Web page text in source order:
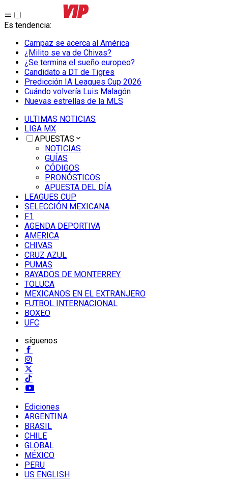
Es tendencia:
Campaz se acerca al América
¿Milito se va de Chivas?
¿Se termina el sueño europeo?
Candidato a DT de Tigres
Predicción IA Leagues Cup 2026
Cuándo volvería Luis Malagón
Nuevas estrellas de la MLS
ULTIMAS NOTICIAS
LIGA MX
APUESTAS
NOTICIAS
GUÍAS
CÓDIGOS
PRONÓSTICOS
APUESTA DEL DÍA
LEAGUES CUP
SELECCIÓN MEXICANA
F1
AGENDA DEPORTIVA
AMERICA
CHIVAS
CRUZ AZUL
PUMAS
RAYADOS DE MONTERREY
TOLUCA
MEXICANOS EN EL EXTRANJERO
FUTBOL INTERNACIONAL
BOXEO
UFC
síguenos
Ediciones
ARGENTINA
BRASIL
CHILE
GLOBAL
MÉXICO
PERU
US ENGLISH